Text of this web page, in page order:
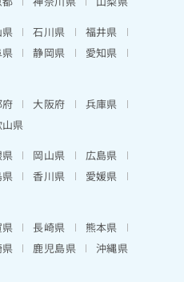
石川県
福井県
静岡県
愛知県
大阪府
兵庫県
県
岡山県
広島県
香川県
愛媛県
長崎県
熊本県
鹿児島県 沖縄県